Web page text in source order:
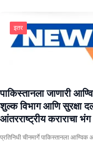
इतर
पाकिस्तानला जाणारी
शुल्क विभाग आणि सुरक्षा
आंतरराष्ट्रीय कराराचा भंग
प्रतिनिधी चीनमार्गे पाकिस्तानला आण्विक